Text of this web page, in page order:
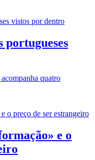
portugueses
quatro
e o